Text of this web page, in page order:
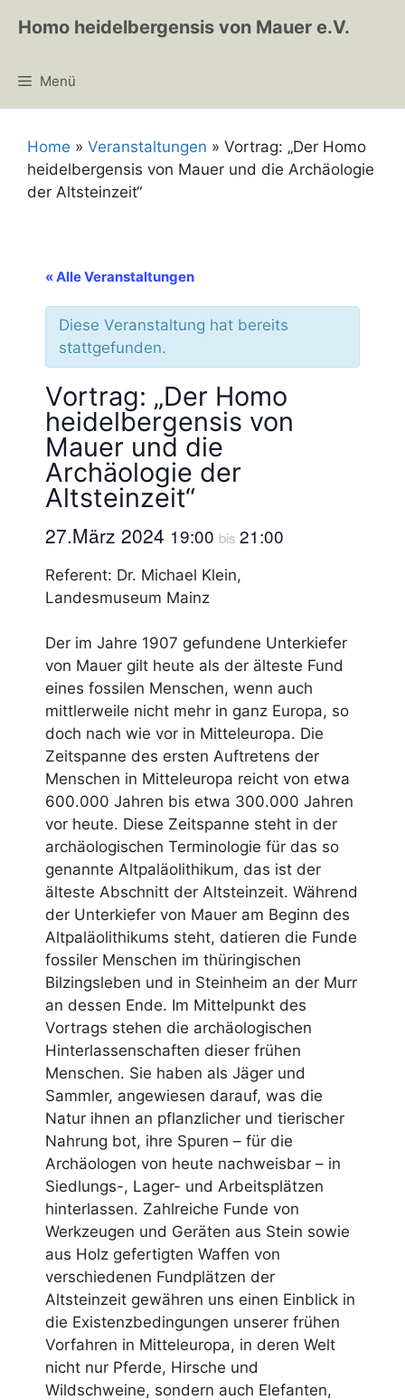
InhaltHomo heidelbergensis von Mauer e.V.
Menü
Home » Veranstaltungen » Vortrag: „Der Homo
heidelbergensis von Mauer und die Archäologie
der Altsteinzeit“
« Alle Veranstaltungen
Diese Veranstaltung hat bereits
stattgefunden.
Vortrag: „Der Homo
heidelbergensis von
Mauer und die
Archäologie der
Altsteinzeit“
27.März 2024 19:00 bis 21:00
Referent: Dr. Michael Klein,
Landesmuseum Mainz
Der im Jahre 1907 gefundene Unterkiefer
von Mauer gilt heute als der älteste Fund
eines fossilen Menschen, wenn auch
mittlerweile nicht mehr in ganz Europa, so
doch nach wie vor in Mitteleuropa. Die
Zeitspanne des ersten Auftretens der
Menschen in Mitteleuropa reicht von etwa
600.000 Jahren bis etwa 300.000 Jahren
vor heute. Diese Zeitspanne steht in der
archäologischen Terminologie für das so
genannte Altpaläolithikum, das ist der
älteste Abschnitt der Altsteinzeit. Während
der Unterkiefer von Mauer am Beginn des
Altpaläolithikums steht, datieren die Funde
fossiler Menschen im thüringischen
Bilzingsleben und in Steinheim an der Murr
an dessen Ende. Im Mittelpunkt des
Vortrags stehen die archäologischen
Hinterlassenschaften dieser frühen
Menschen. Sie haben als Jäger und
Sammler, angewiesen darauf, was die
Natur ihnen an pflanzlicher und tierischer
Nahrung bot, ihre Spuren – für die
Archäologen von heute nachweisbar – in
Siedlungs-, Lager- und Arbeitsplätzen
hinterlassen. Zahlreiche Funde von
Werkzeugen und Geräten aus Stein sowie
aus Holz gefertigten Waffen von
verschiedenen Fundplätzen der
Altsteinzeit gewähren uns einen Einblick in
die Existenzbedingungen unserer frühen
Vorfahren in Mitteleuropa, in deren Welt
nicht nur Pferde, Hirsche und
Wildschweine, sondern auch Elefanten,